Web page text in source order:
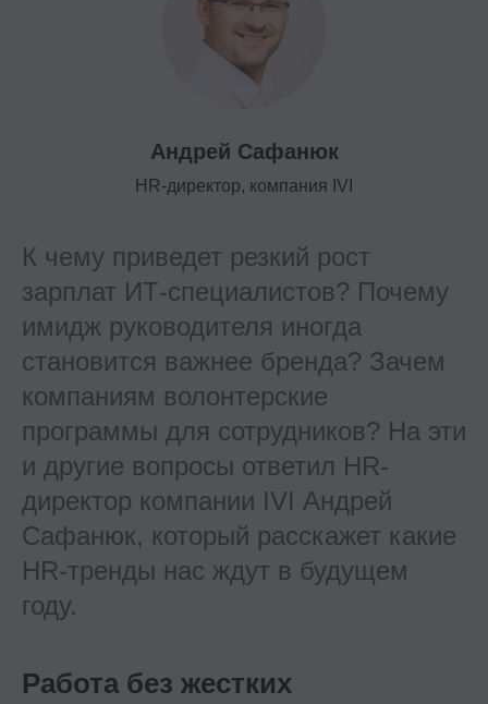
Андрей Сафанюк
HR-директор, компания IVI
К чему приведет резкий рост
зарплат ИТ-специалистов? Почему
имидж руководителя иногда
становится важнее бренда? Зачем
компаниям волонтерские
программы для сотрудников? На эти
и другие вопросы ответил HR-
директор компании IVI Андрей
Сафанюк, который расскажет какие
HR-тренды нас ждут в будущем
году.
Работа без жестких